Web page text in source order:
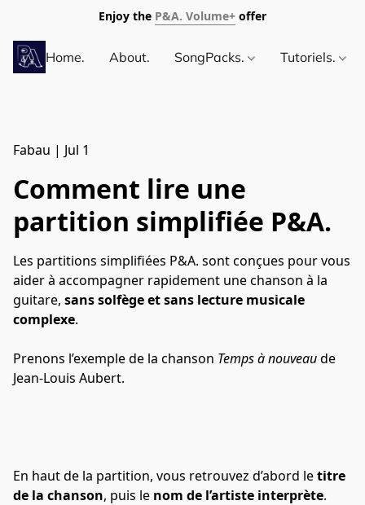
Enjoy the P&A. Volume+ offer
Home. About. SongPacks. Tutoriels.
Fabau | Jul 1
Comment lire une
partition simplifiée P&A.
Les partitions simplifiées P&A. sont conçues pour vous
aider à accompagner rapidement une chanson à la
guitare, sans solfège et sans lecture musicale
complexe.
Prenons l’exemple de la chanson Temps à nouveaude
Jean-Louis Aubert.
En haut de la partition, vous retrouvez d’abord le titre
de la chanson, puis le nom de l’artiste interprète.